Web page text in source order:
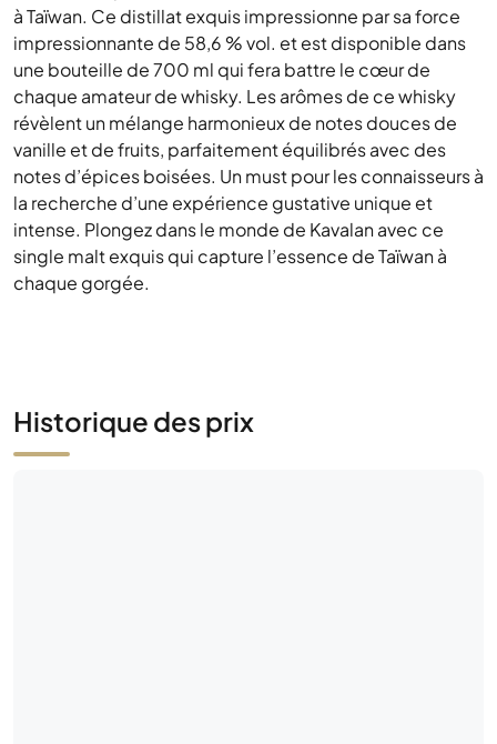
à Taïwan. Ce distillat exquis impressionne par sa force
impressionnante de 58,6 % vol. et est disponible dans
une bouteille de 700 ml qui fera battre le cœur de
chaque amateur de whisky. Les arômes de ce whisky
révèlent un mélange harmonieux de notes douces de
vanille et de fruits, parfaitement équilibrés avec des
notes d’épices boisées. Un must pour les connaisseurs à
la recherche d’une expérience gustative unique et
intense. Plongez dans le monde de Kavalan avec ce
single malt exquis qui capture l’essence de Taïwan à
chaque gorgée.
Historique des prix